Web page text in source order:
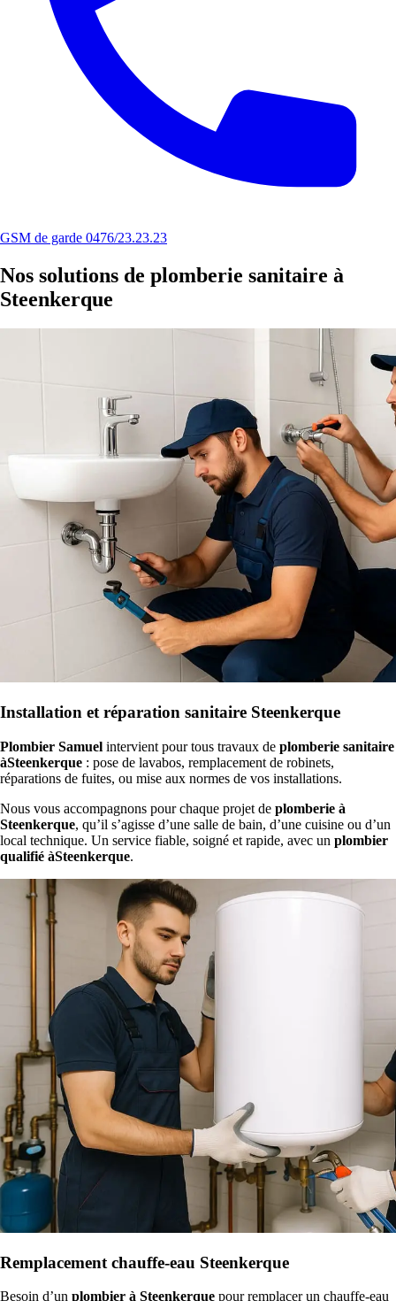
GSM de garde 0476/23.23.23
Nos solutions de plomberie sanitaire à
Steenkerque
Installation et réparation sanitaire Steenkerque
Plombier Samuel intervient pour tous travaux de plomberie sanitaire
àSteenkerque : pose de lavabos, remplacement de robinets,
réparations de fuites, ou mise aux normes de vos installations.
Nous vous accompagnons pour chaque projet de plomberie à
Steenkerque, qu’il s’agisse d’une salle de bain, d’une cuisine ou d’un
local technique. Un service fiable, soigné et rapide, avec un plombier
qualifié àSteenkerque.
Remplacement chauffe-eau Steenkerque
Besoin d’un plombier à Steenkerque pour remplacer un chauffe-eau